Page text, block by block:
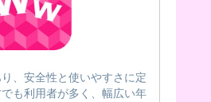
、安全性と使いやすさに定
も利用者が多く、幅広い年